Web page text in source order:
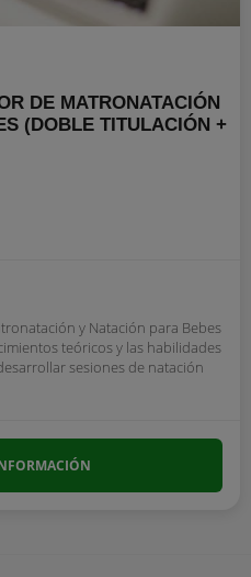
DE MATRONATACIÓN
(DOBLE TITULACIÓN +
y Natación para Bebes
teóricos y las habilidades
sesiones de natación